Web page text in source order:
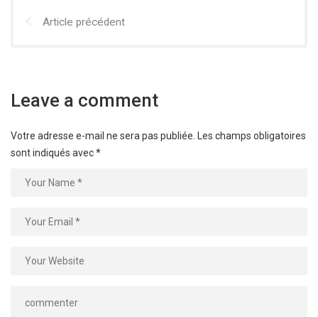
Article précédent
Leave a comment
Votre adresse e-mail ne sera pas publiée.
Les champs obligatoires
sont indiqués avec*